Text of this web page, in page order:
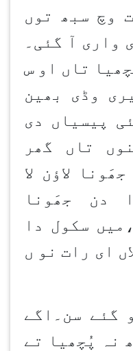
وچ سبھ توں
واری آ گئی۔
تاں او س
وڈی بھین
پیسیاں دی
تاں گھر
لاؤن لا
دن جھَونا
سکول دا
ای رات نو ں
گئے سن۔اگے
نہ پُچھیا تے